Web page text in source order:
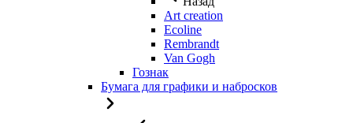
Art creation
Ecoline
Rembrandt
Van Gogh
Гознак
Бумага для графики и набросков